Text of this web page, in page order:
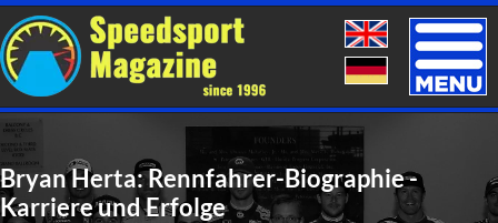
Toggle
Bryan Herta: Rennfahrer-Biographie -
Karriere und Erfolge